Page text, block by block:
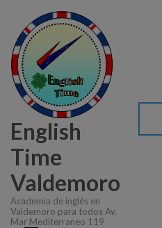
English
Time
Valdemoro
Academia de inglés en
Valdemoro para todos Av.
Mar Mediterraneo 119